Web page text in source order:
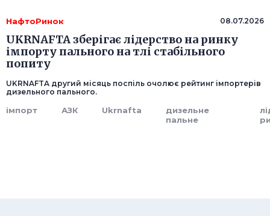
НафтоРинок 08.07.2026
UKRNAFTA зберігає лідерство на ринку
імпорту пального на тлі стабільного
попиту
UKRNAFTA другий місяць поспіль очолює рейтинг імпортерів
дизельного пального.
імпорт АЗК Ukrnafta
дизельне
пальне